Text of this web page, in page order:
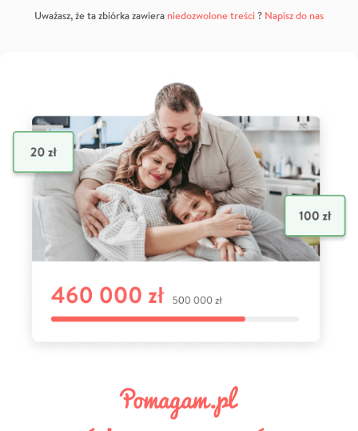
Uważasz, że ta zbiórka zawiera niedozwolone treści? Napisz do nas